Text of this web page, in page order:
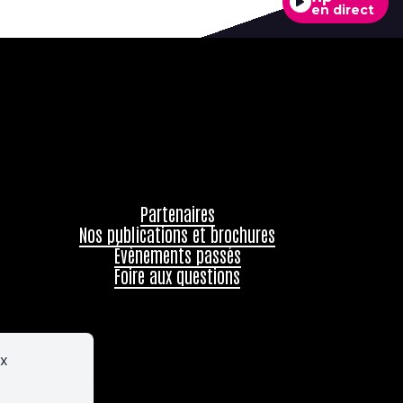
en direct
Partenaires
Nos publications et brochures
Évènements passés
Foire aux questions